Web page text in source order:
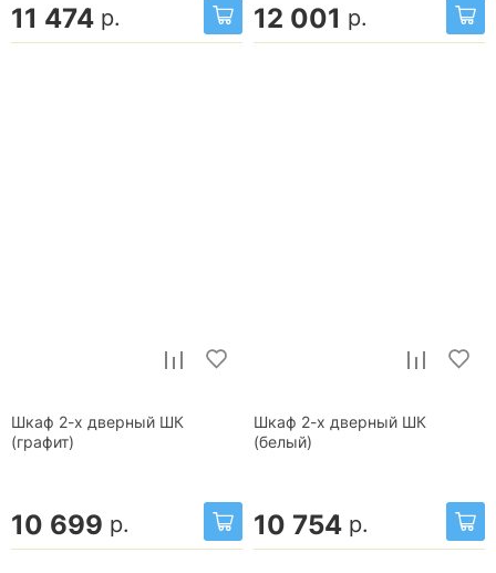
11 474 р. 12 001 р.
Шкаф 2-х дверный ШК
(графит)
10 699 р.
Шкаф 2-х дверный ШК
(белый)
10 754 р.